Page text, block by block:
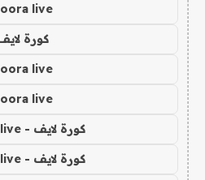
live
كورة
live
live
كورة لايف - koora live
كورة لايف - koora live